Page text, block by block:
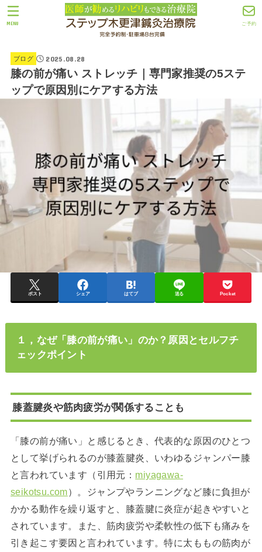
ご予約
MENU
ブログ 2025.08.28
膝の前が痛い ストレッチ｜専門家推奨の5ステ
ップで原因別にケアする方法
ポスト シェア はてブ 送る Pocket
１，なぜ「膝の前が痛い」のか？原因とセルフチ
ェックポイント
膝蓋腱炎や筋肉疲労が関係することも
「膝の前が痛い」と感じるとき、代表的な原因のひとつ
として挙げられるのが膝蓋腱炎、いわゆるジャンパー膝
と言われています（引用元： miyagawa-
seikotsu.com）。ジャンプやランニングなど膝に負担が
かかる動作を繰り返すと、膝蓋腱に炎症が起きやすいと
されています。また、筋肉疲労や柔軟性の低下も痛みを
引き起こす要因と言われています。特に太ももの筋肉が